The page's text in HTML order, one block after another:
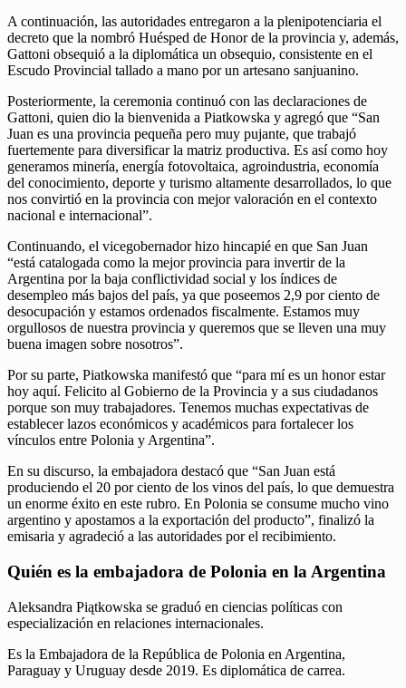
A continuación, las autoridades entregaron a la plenipotenciaria el
decreto que la nombró Huésped de Honor de la provincia y, además,
Gattoni obsequió a la diplomática un obsequio, consistente en el
Escudo Provincial tallado a mano por un artesano sanjuanino.
Posteriormente, la ceremonia continuó con las declaraciones de
Gattoni, quien dio la bienvenida a Piatkowska y agregó que “San
Juan es una provincia pequeña pero muy pujante, que trabajó
fuertemente para diversificar la matriz productiva. Es así como hoy
generamos minería, energía fotovoltaica, agroindustria, economía
del conocimiento, deporte y turismo altamente desarrollados, lo que
nos convirtió en la provincia con mejor valoración en el contexto
nacional e internacional”.
Continuando, el vicegobernador hizo hincapié en que San Juan
“está catalogada como la mejor provincia para invertir de la
Argentina por la baja conflictividad social y los índices de
desempleo más bajos del país, ya que poseemos 2,9 por ciento de
desocupación y estamos ordenados fiscalmente. Estamos muy
orgullosos de nuestra provincia y queremos que se lleven una muy
buena imagen sobre nosotros”.
Por su parte, Piatkowska manifestó que “para mí es un honor estar
hoy aquí. Felicito al Gobierno de la Provincia y a sus ciudadanos
porque son muy trabajadores. Tenemos muchas expectativas de
establecer lazos económicos y académicos para fortalecer los
vínculos entre Polonia y Argentina”.
En su discurso, la embajadora destacó que “San Juan está
produciendo el 20 por ciento de los vinos del país, lo que demuestra
un enorme éxito en este rubro. En Polonia se consume mucho vino
argentino y apostamos a la exportación del producto”, finalizó la
emisaria y agradeció a las autoridades por el recibimiento.
Quién es la embajadora de Polonia en la Argentina
Aleksandra Piątkowska se graduó en ciencias políticas con
especialización en relaciones internacionales.
Es la Embajadora de la República de Polonia en Argentina,
Paraguay y Uruguay desde 2019. Es diplomática de carrea.